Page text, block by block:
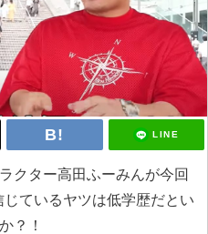
LINE
クター高田ふーみんが今回
ているヤツは低学歴だとい
？！